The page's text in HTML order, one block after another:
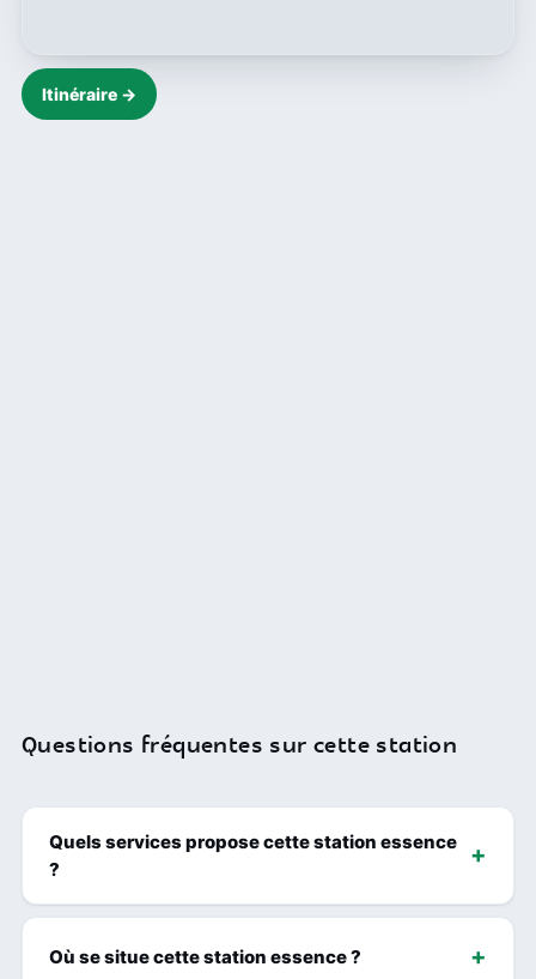
Itinéraire →
Questions fréquentes sur cette station
Quels services propose cette station essence
?
Où se situe cette station essence ?